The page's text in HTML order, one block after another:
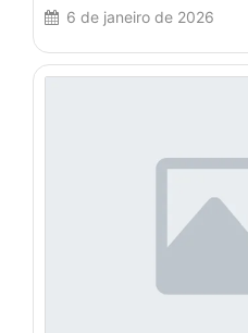
6 de janeiro de 2026